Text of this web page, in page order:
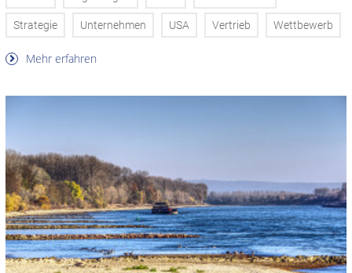
Strategie Unternehmen USA Vertrieb Wettbewerb
Mehr erfahren